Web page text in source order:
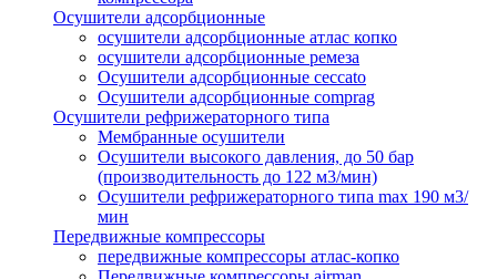
Осушители адсорбционные
осушители адсорбционные атлас копко
осушители адсорбционные ремеза
Осушители адсорбционные ceccato
Осушители адсорбционные comprag
Осушители рефрижераторного типа
Мембранные осушители
Осушители высокого давления, до 50 бар
(производительность до 122 м3/мин)
Осушители рефрижераторного типа max 190 м3/
мин
Передвижные компрессоры
передвижные компрессоры атлас-копко